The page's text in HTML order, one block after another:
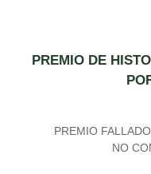
PREMIO DE
PREMIO
NO